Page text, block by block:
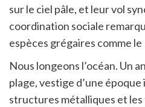
sur le ciel pâle, et leur vol
coordination sociale
espèces grégaires comme le
Nous longeons l’océan. Un
plage, vestige d’une
structures métalliques et les